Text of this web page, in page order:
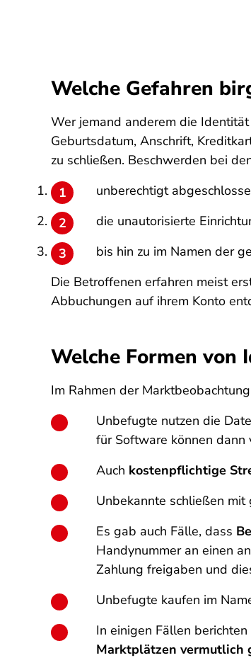
Welche Gefahren
Wer jemand anderem die
Geburtsdatum, Anschrift,
zu schließen. Beschwerden bei
unberechtigt
die unautorisierte
bis hin zu im Namen der
Die Betroffenen erfahren meist
Abbuchungen auf ihrem Konto
Welche Formen von
Im Rahmen der
Unbefugte nutzen die
für Software können
Auch kostenpflichtige
Unbekannte schließen
Es gab auch Fälle, dass
Handynummer an einen
Zahlung freigaben und
Unbefugte kaufen im
In einigen Fällen
Marktplätzen vermutlich